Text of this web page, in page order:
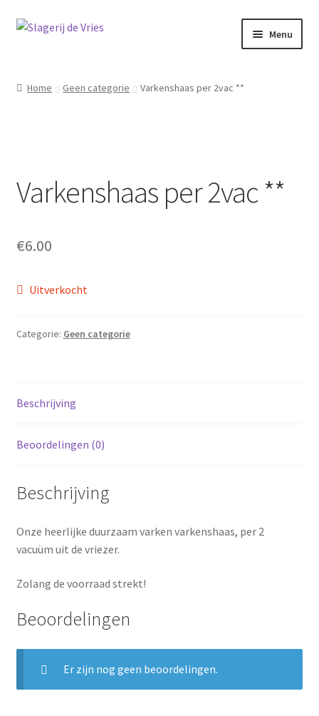
Ga
Ga
Menu
Mijn account
Home Geen categorie Varkenshaas per 2vac **
Varkenshaas per 2vac **
€6.00
Uitverkocht
Categorie: Geen categorie
Beschrijving
Beoordelingen (0)
Beschrijving
Onze heerlijke duurzaam varken varkenshaas, per 2
vacuüm uit de vriezer.
Zolang de voorraad strekt!
Beoordelingen
Er zijn nog geen beoordelingen.